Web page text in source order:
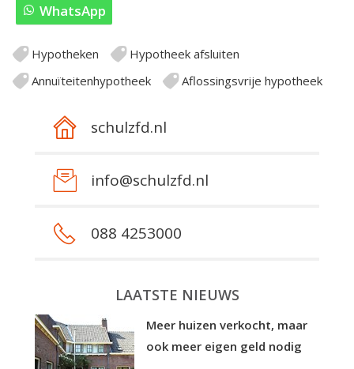
WhatsApp
Hypotheken
Hypotheek afsluiten
Annuïteitenhypotheek
Aflossingsvrije hypotheek
schulzfd.nl
info@schulzfd.nl
088 4253000
LAATSTE NIEUWS
Meer huizen verkocht, maar
ook meer eigen geld nodig